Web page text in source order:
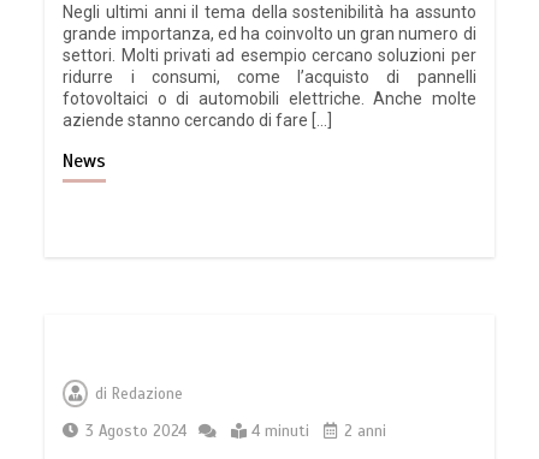
Negli ultimi anni il tema della sostenibilità ha assunto
grande importanza, ed ha coinvolto un gran numero di
settori. Molti privati ad esempio cercano soluzioni per
ridurre i consumi, come l’acquisto di pannelli
fotovoltaici o di automobili elettriche. Anche molte
aziende stanno cercando di fare […]
News
di Redazione
3 Agosto 2024
4 minuti 2 anni
3 minuti